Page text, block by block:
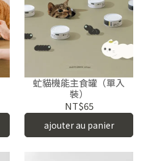
虻貓機能主食罐（單入
裝）
NT$65
ajouter au panier